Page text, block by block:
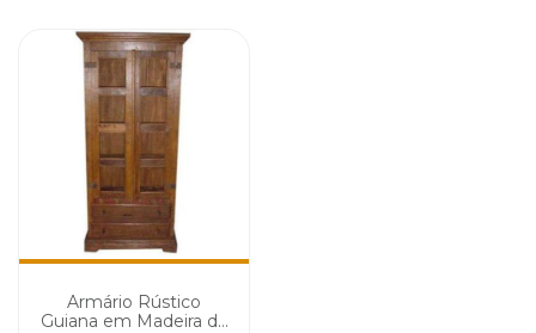
Armário Rústico
Guiana em Madeira de